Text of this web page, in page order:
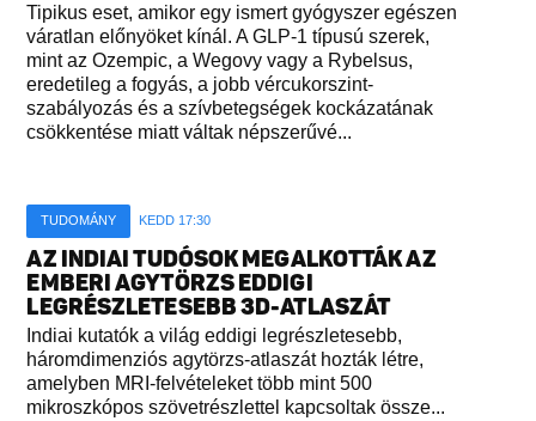
Tipikus eset, amikor egy ismert gyógyszer egészen
váratlan előnyöket kínál. A GLP-1 típusú szerek,
mint az Ozempic, a Wegovy vagy a Rybelsus,
eredetileg a fogyás, a jobb vércukorszint-
szabályozás és a szívbetegségek kockázatának
csökkentése miatt váltak népszerűvé...
TUDOMÁNY KEDD 17:30
AZ INDIAI TUDÓSOK MEGALKOTTÁK AZ
EMBERI AGYTÖRZS EDDIGI
LEGRÉSZLETESEBB 3D-ATLASZÁT
Indiai kutatók a világ eddigi legrészletesebb,
háromdimenziós agytörzs-atlaszát hozták létre,
amelyben MRI-felvételeket több mint 500
mikroszkópos szövetrészlettel kapcsoltak össze...